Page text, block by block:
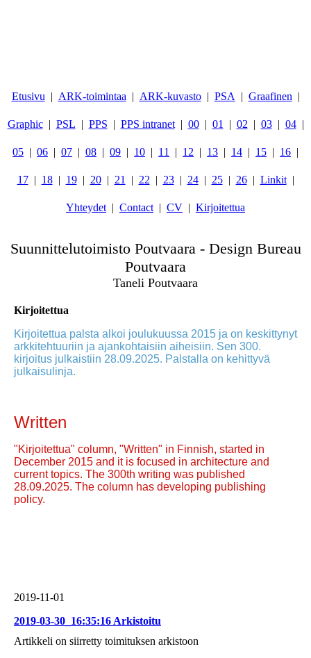
Etusivu ARK-toimintaa ARK-kuvasto PSA Graafinen
Graphic PSL PPS PPS intranet 00 01 02 03 04
05 06 07 08 09 10 11 12 13 14 15 16
17 18 19 20 21 22 23 24 25 26 Linkit
Yhteydet Contact CV Kirjoitettua
Suunnittelutoimisto Poutvaara - Design Bureau
Poutvaara
Taneli Poutvaara
Kirjoitettua
Kirjoitettua palsta alkoi joulukuussa 2015 ja on keskittynyt
arkkitehtuuriin ja ajankohtaisiin aiheisiin. Sen 300.
kirjoitus julkaistiin 28.09.2025. Palstalla on kehittyvä
julkaisulinja.
Written
"Kirjoitettua" column, "Written" in Finnish, started in
December 2015 and it is focused in architecture and
current topics. The 300th writing was published
28.09.2025. The column has developing publishing
policy.
2019-11-01
2019-03-30_16:35:16 Arkistoitu
Artikkeli on siirretty toimituksen arkistoon